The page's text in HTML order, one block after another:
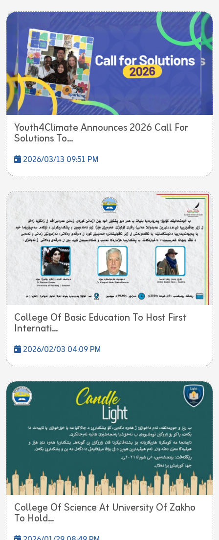
Youth4Climate Announces 2026 Call For
Solutions To...
2026/03/13 09:51 PM
College Of Basic Education To Host First
Internati...
2026/02/03 04:09 PM
College Of Science At University Of Zakho
To Hold...